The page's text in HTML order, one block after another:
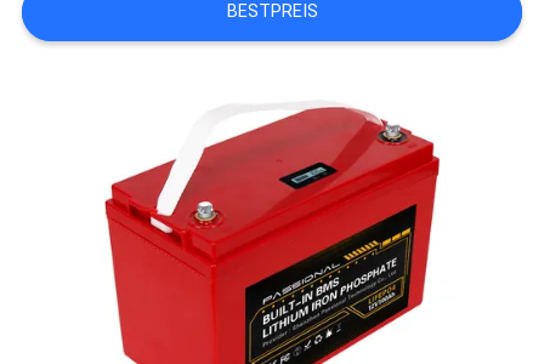
NACHRICHTEN
SITEMAP
PRIVACY
BESTPREIS